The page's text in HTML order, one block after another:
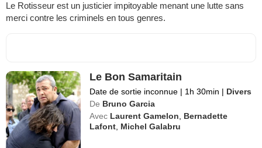
Le Rotisseur est un justicier impitoyable menant une lutte sans
merci contre les criminels en tous genres.
Le Bon Samaritain
Date de sortie inconnue | 1h 30min | Divers
De Bruno Garcia
Avec Laurent Gamelon, Bernadette
Lafont, Michel Galabru